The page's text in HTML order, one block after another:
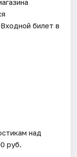
билет в
над
руб.